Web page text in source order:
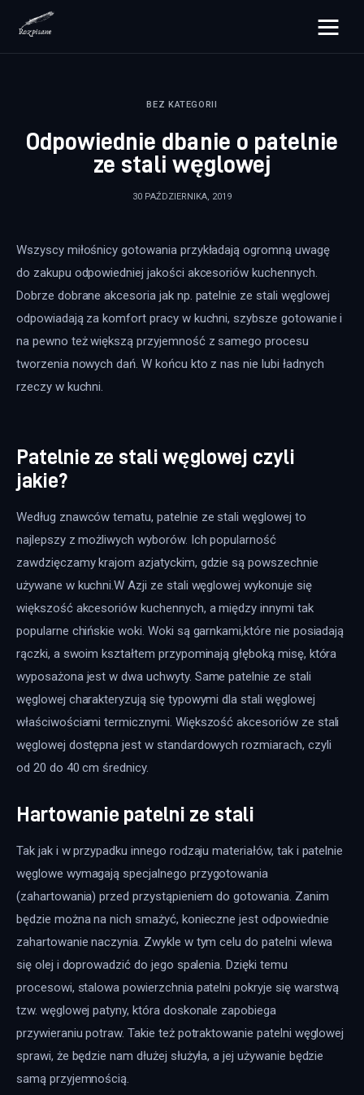
rozpisane.pl
Zdrowie
Więcej
BEZ KATEGORII
Odpowiednie dbanie o patelnie
ze stali węglowej
30 PAŹDZIERNIKA, 2019
Wszyscy miłośnicy gotowania przykładają ogromną uwagę
do zakupu odpowiedniej jakości akcesoriów kuchennych.
Dobrze dobrane akcesoria jak np. patelnie ze stali węglowej
odpowiadają za komfort pracy w kuchni, szybsze gotowanie i
na pewno też większą przyjemność z samego procesu
tworzenia nowych dań. W końcu kto z nas nie lubi ładnych
rzeczy w kuchni.
Patelnie ze stali węglowej czyli
jakie?
Według znawców tematu, patelnie ze stali węglowej to
najlepszy z możliwych wyborów. Ich popularność
zawdzięczamy krajom azjatyckim, gdzie są powszechnie
używane w kuchni.W Azji ze stali węglowej wykonuje się
większość akcesoriów kuchennych, a między innymi tak
popularne chińskie woki. Woki są garnkami,które nie posiadają
rączki, a swoim kształtem przypominają głęboką misę, która
wyposażona jest w dwa uchwyty. Same patelnie ze stali
węglowej charakteryzują się typowymi dla stali węglowej
właściwościami termicznymi. Większość akcesoriów ze stali
węglowej dostępna jest w standardowych rozmiarach, czyli
od 20 do 40 cm średnicy.
Hartowanie patelni ze stali
Tak jak i w przypadku innego rodzaju materiałów, tak i patelnie
węglowe wymagają specjalnego przygotowania
(zahartowania) przed przystąpieniem do gotowania. Zanim
będzie można na nich smażyć, konieczne jest odpowiednie
zahartowanie naczynia. Zwykle w tym celu do patelni wlewa
się olej i doprowadzić do jego spalenia. Dzięki temu
procesowi, stalowa powierzchnia patelni pokryje się warstwą
tzw. węglowej patyny, która doskonale zapobiega
przywieraniu potraw. Takie też potraktowanie patelni węglowej
sprawi, że będzie nam dłużej służyła, a jej używanie będzie
samą przyjemnością.